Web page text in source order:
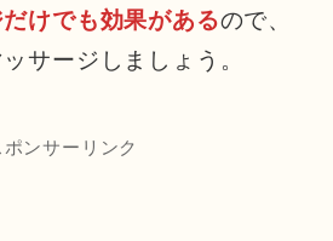
けでも効果があるので、
サージしましょう。
ポンサーリンク